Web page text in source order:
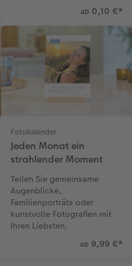
ab 0,10 €*
Fotokalender
Jeden Monat ein
strahlender Moment
Teilen Sie gemeinsame
Augenblicke,
Familienporträts oder
kunstvolle Fotografien mit
Ihren Liebsten.
ab 9,99 €*